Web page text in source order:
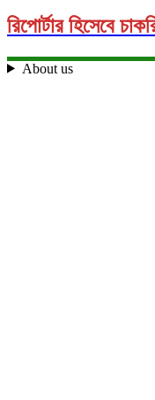
রিপোর্টার হিসেবে
About us